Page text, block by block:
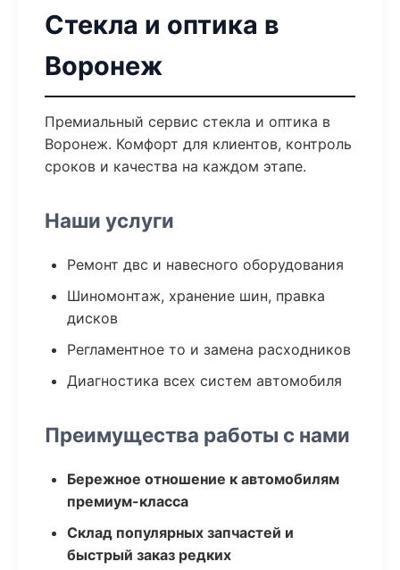
Стекла и оптика в
Воронеж
Премиальный сервис стекла и оптика в
Воронеж. Комфорт для клиентов, контроль
сроков и качества на каждом этапе.
Наши услуги
Ремонт двс и навесного оборудования
Шиномонтаж, хранение шин, правка
дисков
Регламентное то и замена расходников
Диагностика всех систем автомобиля
Преимущества работы с нами
Бережное отношение к автомобилям
премиум-класса
Склад популярных запчастей и
быстрый заказ редких